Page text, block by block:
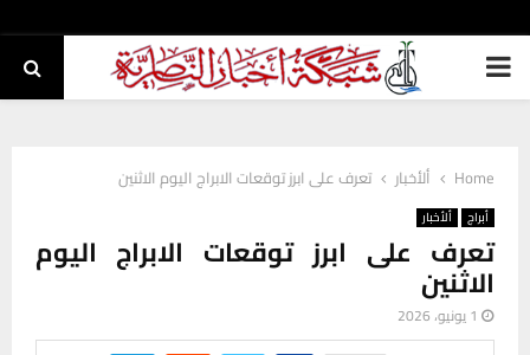
PRIMARY
Home ألأخبار تعرف على ابرز توقعات الابراج اليوم الاثنين
أبراج ألأخبار
تعرف على ابرز توقعات الابراج اليوم
الاثنين
1 يونيو، 2026